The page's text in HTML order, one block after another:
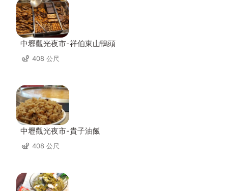
中壢觀光夜市-祥伯東山鴨頭
408 公尺
中壢觀光夜市-貴子油飯
408 公尺